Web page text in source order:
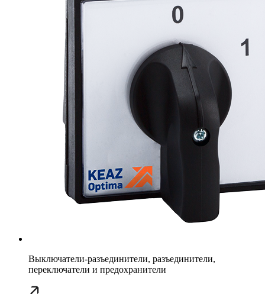
Выключатели-разъединители, разъединители,
переключатели и предохранители